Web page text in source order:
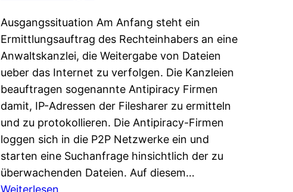
Ausgangssituation Am Anfang steht ein
Ermittlungsauftrag des Rechteinhabers an eine
Anwaltskanzlei, die Weitergabe von Dateien
ueber das Internet zu verfolgen. Die Kanzleien
beauftragen sogenannte Antipiracy Firmen
damit, IP-Adressen der Filesharer zu ermitteln
und zu protokollieren. Die Antipiracy-Firmen
loggen sich in die P2P Netzwerke ein und
starten eine Suchanfrage hinsichtlich der zu
überwachenden Dateien. Auf diesem…
Weiterlesen